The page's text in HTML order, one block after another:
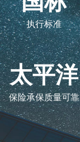
执行标准
太平洋
保险承保质量可靠